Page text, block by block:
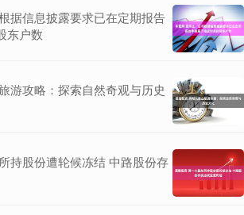
据信息披露要求已在定期报告
东户数
游攻略：探索自然奇观与历史
持股份遭轮候冻结 中路股份存